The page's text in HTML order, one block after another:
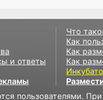
и ответы
Что
Как
Как
Как
пользователями.